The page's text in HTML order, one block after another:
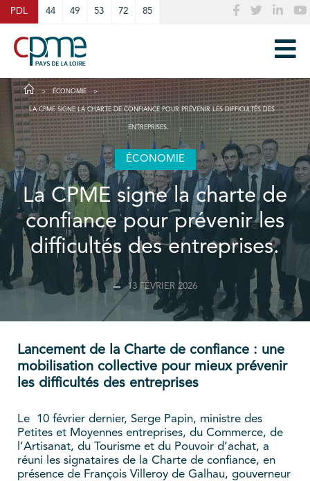
PDL 44 49 53 72 85
ÉCONOMIE
LA CPME SIGNE LA CHARTE DE CONFIANCE POUR PRÉVENIR LES DIFFICULTÉS DES
ENTREPRISES.
ÉCONOMIE
La CPME signe la charte de
confiance pour prévenir les
difficultés des entreprises.
13 FÉVRIER 2026
Lancement de la Charte de confiance : une
mobilisation collective pour mieux prévenir
les difficultés des entreprises
Le 10 février dernier, Serge Papin, ministre des
Petites et Moyennes entreprises, du Commerce, de
l’Artisanat, du Tourisme et du Pouvoir d’achat, a
réuni les signataires de la Charte de confiance, en
présence de François Villeroy de Galhau, gouverneur
Cookies management panel